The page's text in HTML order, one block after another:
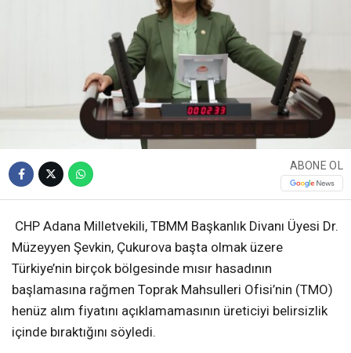
ABONE OL
CHP Adana Milletvekili, TBMM Başkanlık Divanı Üyesi Dr.
Müzeyyen Şevkin, Çukurova başta olmak üzere
Türkiye’nin birçok bölgesinde mısır hasadının
başlamasına rağmen Toprak Mahsulleri Ofisi’nin (TMO)
henüz alım fiyatını açıklamamasının üreticiyi belirsizlik
içinde bıraktığını söyledi.